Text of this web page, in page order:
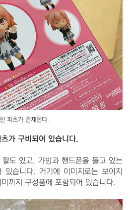
파츠가 존재한다.
가 구비되어 있습니다.
도 있고, 가방과 핸드폰을 들고 있는
습니다. 거기에 이미지로는 보이지
까지 구성품에 포함되어 있습니다.